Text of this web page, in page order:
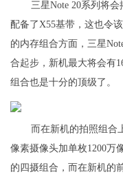
三星Note 20系列将
配备了X55基带，这也令
的内存组合方面，三星
合起步，新机最大将会有
组合也是十分的顶级了。
而在新机的拍照组合
像素摄像头加单枚1200万
的四摄组合，而在新机的